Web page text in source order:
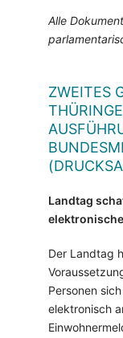
Alle
ZWEITES
Landtag
Der Landtag
Personen
elektronisch